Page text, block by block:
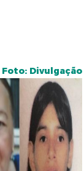
Foto: Divulgação